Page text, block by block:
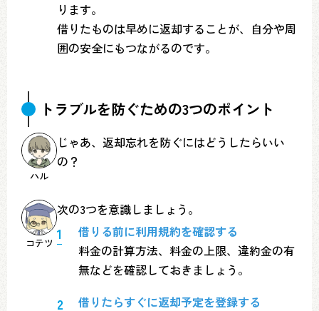
ります。
借りたものは早めに返却することが、自分や周
囲の安全にもつながるのです。
トラブルを防ぐための3つのポイント
ハル
じゃあ、返却忘れを防ぐにはどうしたらいい
の？
コテツ
次の3つを意識しましょう。
借りる前に利用規約を確認する
料金の計算方法、料金の上限、違約金の有
無などを確認しておきましょう。
借りたらすぐに返却予定を登録する